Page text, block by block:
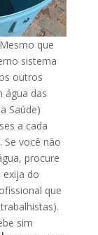
que
sistema
outros
das
Saúde)
a cada
Se você não
procure
exija do
que
sim